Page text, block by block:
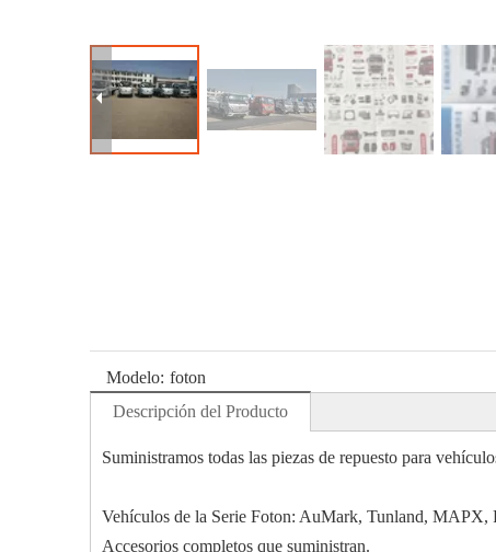
Modelo: foton
Descripción del Producto
Suministramos todas las piezas de repuesto para
Vehículos de la Serie Foton: AuMark, Tunland, MAPX,
Accesorios completos que suministran.